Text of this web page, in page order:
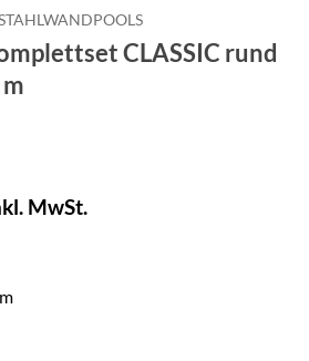
CLASSIC rund
MwSt.